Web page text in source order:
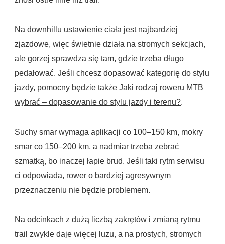
Na downhillu ustawienie ciała jest najbardziej
zjazdowe, więc świetnie działa na stromych sekcjach,
ale gorzej sprawdza się tam, gdzie trzeba długo
pedałować. Jeśli chcesz dopasować kategorię do stylu
jazdy, pomocny będzie także Jaki rodzaj roweru MTB
wybrać – dopasowanie do stylu jazdy i terenu?.
Suchy smar wymaga aplikacji co 100–150 km, mokry
smar co 150–200 km, a nadmiar trzeba zebrać
szmatką, bo inaczej łapie brud. Jeśli taki rytm serwisu
ci odpowiada, rower o bardziej agresywnym
przeznaczeniu nie będzie problemem.
Na odcinkach z dużą liczbą zakrętów i zmianą rytmu
trail zwykle daje więcej luzu, a na prostych, stromych